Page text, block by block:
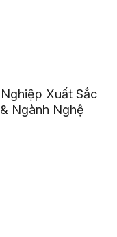
Xuất Sắc
Ngành Nghệ